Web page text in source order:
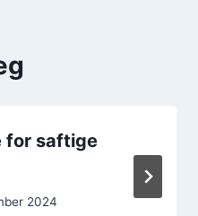
for saftige
2024